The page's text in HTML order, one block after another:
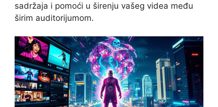
sadržaja i pomoći u širenju vašeg videa među
širim auditorijumom.